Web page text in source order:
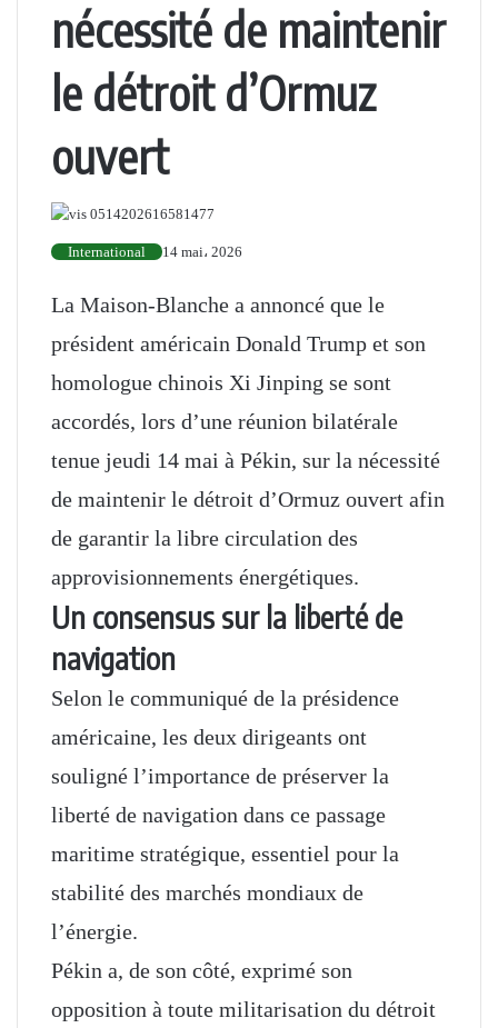
nécessité de maintenir
le détroit d’Ormuz
ouvert
International 14 mai، 2026
La Maison-Blanche a annoncé que le
président américain Donald Trump et son
homologue chinois Xi Jinping se sont
accordés, lors d’une réunion bilatérale
tenue jeudi 14 mai à Pékin, sur la nécessité
de maintenir le détroit d’Ormuz ouvert afin
de garantir la libre circulation des
approvisionnements énergétiques.
Un consensus sur la liberté de
navigation
Selon le communiqué de la présidence
américaine, les deux dirigeants ont
souligné l’importance de préserver la
liberté de navigation dans ce passage
maritime stratégique, essentiel pour la
stabilité des marchés mondiaux de
l’énergie.
Pékin a, de son côté, exprimé son
opposition à toute militarisation du détroit